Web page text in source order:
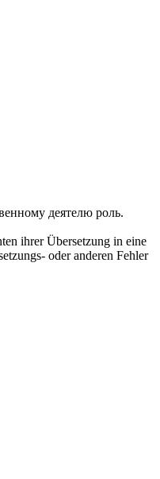
деятелю роль.
ihrer Übersetzung in eine
oder anderen Fehler